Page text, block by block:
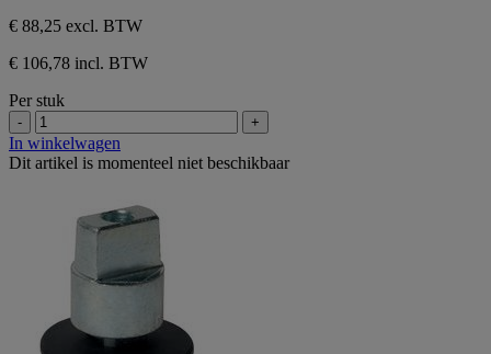
€ 88,25 excl. BTW
€ 106,78 incl. BTW
Per stuk
- +
In winkelwagen
Dit artikel is momenteel niet beschikbaar